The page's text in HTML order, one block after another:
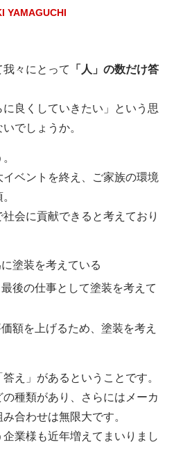
YAMAGUCHI
々にとって
「人」の数だけ答
良くしていきたい」という思
でしょうか。
ベントを終え、ご家族の環境
会に貢献できると考えており
塗装を考えている
後の仕事として塗装を考えて
額を上げるため、塗装を考え
え」があるということです。
種類があり、さらにはメーカ
合わせは無限大です。
業様も近年増えてまいりまし